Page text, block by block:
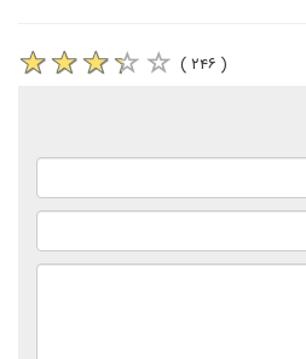
( ۲۴۶ )